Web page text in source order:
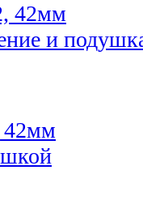
42мм
и
42мм